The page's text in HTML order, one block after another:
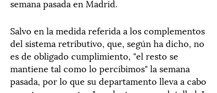
semana pasada en Madrid.
Salvo en la medida referida a los complementos
del sistema retributivo, que, según ha dicho, no
es de obligado cumplimiento, "el resto se
mantiene tal como lo percibimos" la semana
pasada, por lo que su departamento lleva a cabo